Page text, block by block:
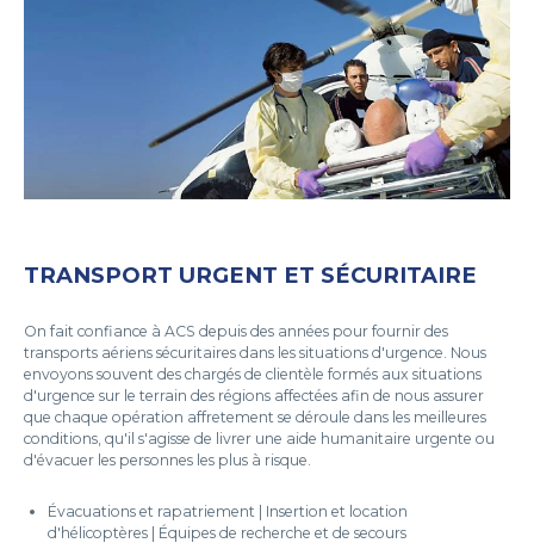
TRANSPORT URGENT ET SÉCURITAIRE
On fait confiance à ACS depuis des années pour fournir des
transports aériens sécuritaires dans les situations d'urgence. Nous
envoyons souvent des chargés de clientèle formés aux situations
d'urgence sur le terrain des régions affectées afin de nous assurer
que chaque opération affretement se déroule dans les meilleures
conditions, qu'il s'agisse de livrer une aide humanitaire urgente ou
d'évacuer les personnes les plus à risque.
Évacuations et rapatriement | Insertion et location
d'hélicoptères | Équipes de recherche et de secours